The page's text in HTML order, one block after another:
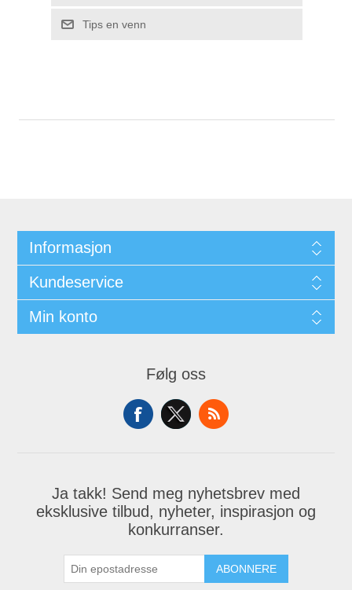
Tips en venn
Informasjon
Kundeservice
Min konto
Følg oss
Ja takk! Send meg nyhetsbrev med
eksklusive tilbud, nyheter, inspirasjon og
konkurranser.
ABONNERE